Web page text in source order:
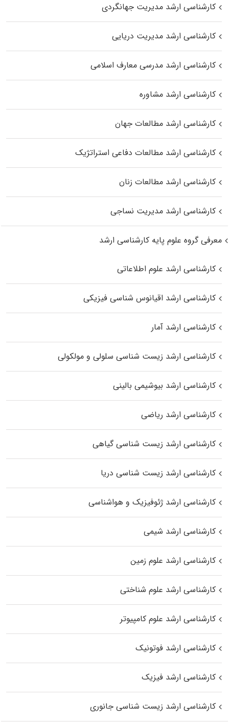
کارشناسی ارشد مدیریت جهانگردی
کارشناسی ارشد مدیریت دریایی
کارشناسی ارشد مدرسی معارف اسلامی
کارشناسی ارشد مشاوره
کارشناسی ارشد مطالعات جهان
کارشناسی ارشد مطالعات دفاعی استراتژیک
کارشناسی ارشد مطالعات زنان
کارشناسی ارشد مدیریت نساجی
معرفی گروه علوم پایه کارشناسی ارشد
کارشناسی ارشد علوم اطلاعاتی
کارشناسی ارشد اقیانوس‌ شناسی فیزیکی
کارشناسی ارشد آمار
کارشناسی ارشد زیست شناسی سلولی و مولکولی
کارشناسی ارشد بیوشیمی بالینی
کارشناسی ارشد ریاضی
کارشناسی ارشد زیست‌ شناسی گیاهی
کارشناسی ارشد زیست‌ شناسی دریا
کارشناسی ارشد ژئوفیزیک و هواشناسی
کارشناسی ارشد شیمی
کارشناسی ارشد علوم زمین
کارشناسی ارشد علوم شناختی
کارشناسی ارشد علوم کامپیوتر
کارشناسی ارشد فوتونیک
کارشناسی ارشد فیزیک
کارشناسی ارشد زیست‌ شناسی جانوری